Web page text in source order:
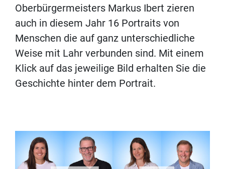
Oberbürgermeisters Markus Ibert zieren
auch in diesem Jahr 16 Portraits von
Menschen die auf ganz unterschiedliche
Weise mit Lahr verbunden sind. Mit einem
Klick auf das jeweilige Bild erhalten Sie die
Geschichte hinter dem Portrait.